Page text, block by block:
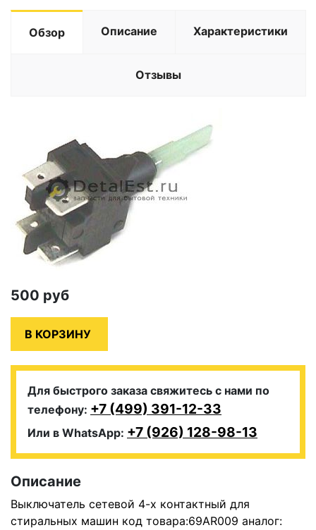
Обзор Описание Характеристики
Отзывы
500 руб
Для быстрого заказа свяжитесь с нами по
телефону: +7 (499) 391-12-33
Или в WhatsApp: +7 (926) 128-98-13
Описание
Выключатель сетевой 4-х контактный для
стиральных машин код товара:69AR009 аналог: